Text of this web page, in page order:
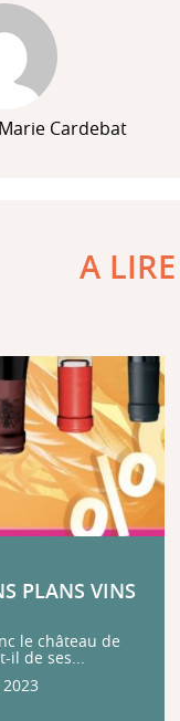
Cardebat
A
PLANS VINS
le château de
il de ses...